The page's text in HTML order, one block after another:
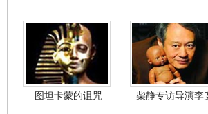
图坦卡蒙的诅咒 柴静专访导演李